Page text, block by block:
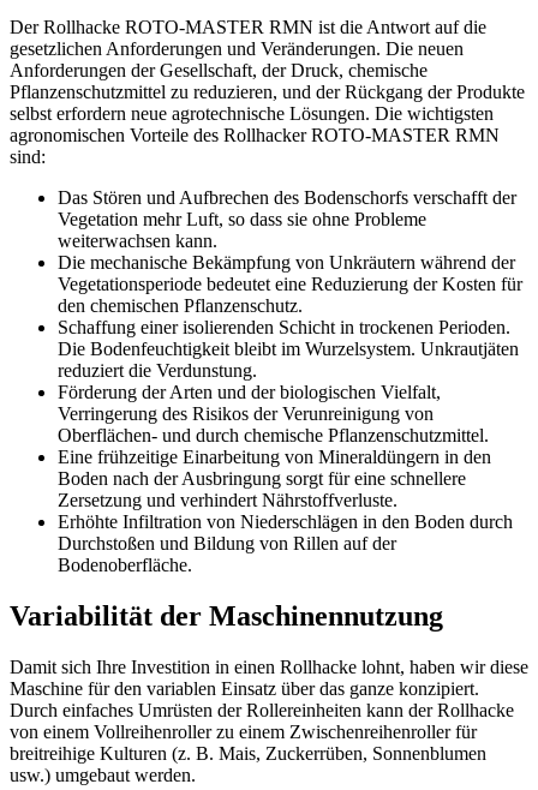
Der Rollhacke ROTO-MASTER RMN ist die Antwort auf die
gesetzlichen Anforderungen und Veränderungen. Die neuen
Anforderungen der Gesellschaft, der Druck, chemische
Pflanzenschutzmittel zu reduzieren, und der Rückgang der Produkte
selbst erfordern neue agrotechnische Lösungen. Die wichtigsten
agronomischen Vorteile des Rollhacker ROTO-MASTER RMN
sind:
Das Stören und Aufbrechen des Bodenschorfs verschafft der
Vegetation mehr Luft, so dass sie ohne Probleme
weiterwachsen kann.
Die mechanische Bekämpfung von Unkräutern während der
Vegetationsperiode bedeutet eine Reduzierung der Kosten für
den chemischen Pflanzenschutz.
Schaffung einer isolierenden Schicht in trockenen Perioden.
Die Bodenfeuchtigkeit bleibt im Wurzelsystem. Unkrautjäten
reduziert die Verdunstung.
Förderung der Arten und der biologischen Vielfalt,
Verringerung des Risikos der Verunreinigung von
Oberflächen- und durch chemische Pflanzenschutzmittel.
Eine frühzeitige Einarbeitung von Mineraldüngern in den
Boden nach der Ausbringung sorgt für eine schnellere
Zersetzung und verhindert Nährstoffverluste.
Erhöhte Infiltration von Niederschlägen in den Boden durch
Durchstoßen und Bildung von Rillen auf der
Bodenoberfläche.
Variabilität der Maschinennutzung
Damit sich Ihre Investition in einen Rollhacke lohnt, haben wir diese
Maschine für den variablen Einsatz über das ganze konzipiert.
Durch einfaches Umrüsten der Rollereinheiten kann der Rollhacke
von einem Vollreihenroller zu einem Zwischenreihenroller für
breitreihige Kulturen (z. B. Mais, Zuckerrüben, Sonnenblumen
usw.) umgebaut werden.